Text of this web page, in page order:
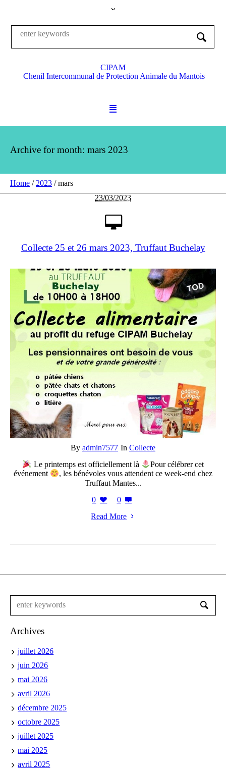
CIPAM
Chenil Intercommunal de Protection Animale du Mantois
Archive for month: mars 2023
Home / 2023 /mars
23/03/2023
Collecte 25 et 26 mars 2023, Truffaut Buchelay
By admin7577 In Collecte
Le printemps est officiellement là
Pour célébrer cet
événement
, les bénévoles vous attendent ce week-end chez
Truffaut Mantes...
0
0
Read More
Archives
juillet 2026
juin 2026
mai 2026
avril 2026
décembre 2025
octobre 2025
juillet 2025
mai 2025
avril 2025